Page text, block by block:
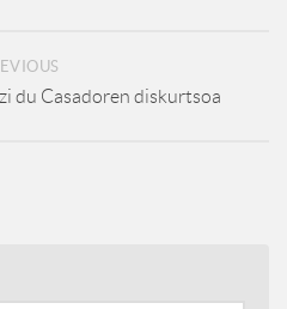
du Casadoren diskurtsoa